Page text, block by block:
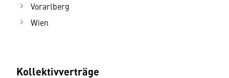
Vorarlberg
Wien
Kollektivverträge